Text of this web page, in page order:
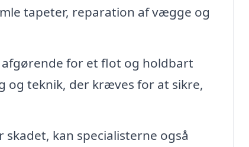
tapeter, reparation af vægge og
for et flot og holdbart
og teknik, der kræves for at sikre,
skadet, kan specialisterne også